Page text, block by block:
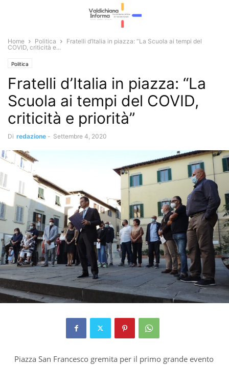
Home Politica
Fratelli d’Italia in piazza: “La Scuola ai tempi del
COVID, criticità e...
Politica
Fratelli d’Italia in piazza: “La
Scuola ai tempi del COVID,
criticità e priorità”
Di redazione - Settembre 4, 2020
Piazza San Francesco gremita per il primo grande evento